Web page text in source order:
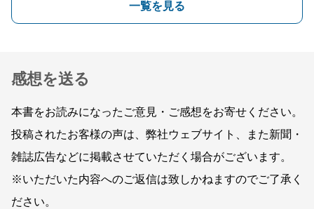
一覧を見る
感想を送る
本書をお読みになったご意見・ご感想をお寄せください。
投稿されたお客様の声は、弊社ウェブサイト、また新聞・
雑誌広告などに掲載させていただく場合がございます。
※いただいた内容へのご返信は致しかねますのでご了承く
ださい。